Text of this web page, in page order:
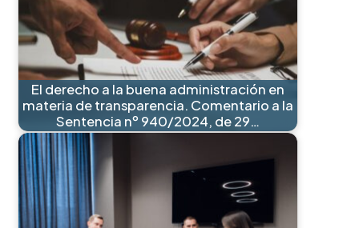
El derecho a la buena administración en
materia de transparencia. Comentario a la
Sentencia nº 940/2024, de 29…